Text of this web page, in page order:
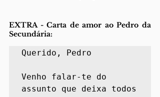
EXTRA - Carta de amor ao Pedro da
Secundária:
Querido, Pedro
Venho falar-te do
assunto que deixa todos